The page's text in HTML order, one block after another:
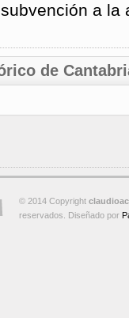
a la
de
© 2014 Copyright
reservados. Diseñado por